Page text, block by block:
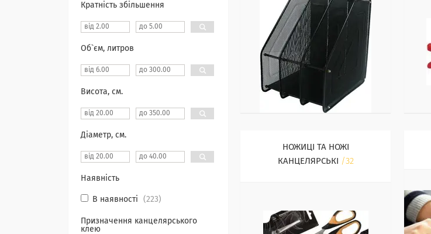
НОЖИЦІ ТА НОЖІ
КАНЦЕЛЯРСЬКІ
32
Кратність збільшення
Об`єм, литров
Висота, см.
Діаметр, см.
Наявність
В наявності 223
Призначення канцелярського
клею